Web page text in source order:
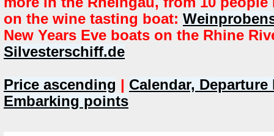
on the wine tasting boat:
New Years Eve boats on the Rhine
Silvesterschiff.de
Price ascending | Calendar,
Embarking points